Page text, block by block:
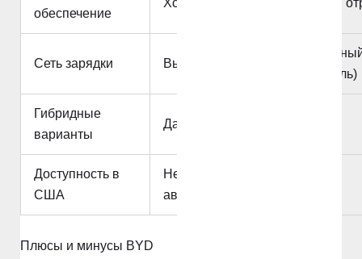
обеспечение
Хорошо Ведущие в
Сеть зарядки Выращивание
(нагнетатель)
Гибридные
варианты
Да
Доступность в
США
Нет (легковые
автомобили)
Плюсы и минусы BYD